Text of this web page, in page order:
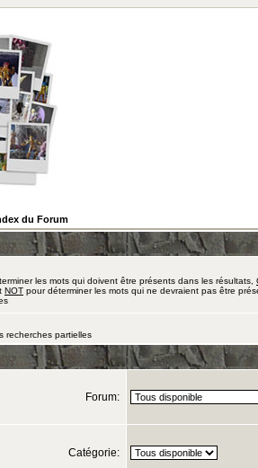
du Forum
les mots qui doivent être présents dans les résultats,
NOT pour déterminer les mots qui ne devraient pas être
recherches partielles
Forum:
Catégorie: